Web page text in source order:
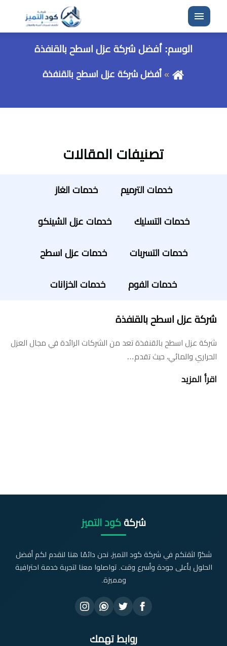
القائمة
الوسم: أفضل شركة عزل اسطح بالقنفذة
أفضل شركة عزل اسطح بالقنفذة
تصنيفات المقالات
خدمات الترميم خدمات الغاز
خدمات التسليك خدمات عزل الشينكو
خدمات التسربات خدمات عزل اسطح
خدمات الفوم خدمات الخزانات
شركة عزل اسطح بالقنفذة
شركة عزل اسطح بالقنفذة تعد من الشركات الرائدة في مجال العزل
الحراري والمائي، حيث تقدم…
اقرأ المزيد
شركةكود التميز
شكرًا لثقتكم في شركة كود التميز، نحن دائمًا هنا لنقدم لكم أفضل
الحلول بأعلى جودة وأسرع وقت. تواصلوا معنا لتجربة خدمة احترافية
ومميزة.
روابط تهمك